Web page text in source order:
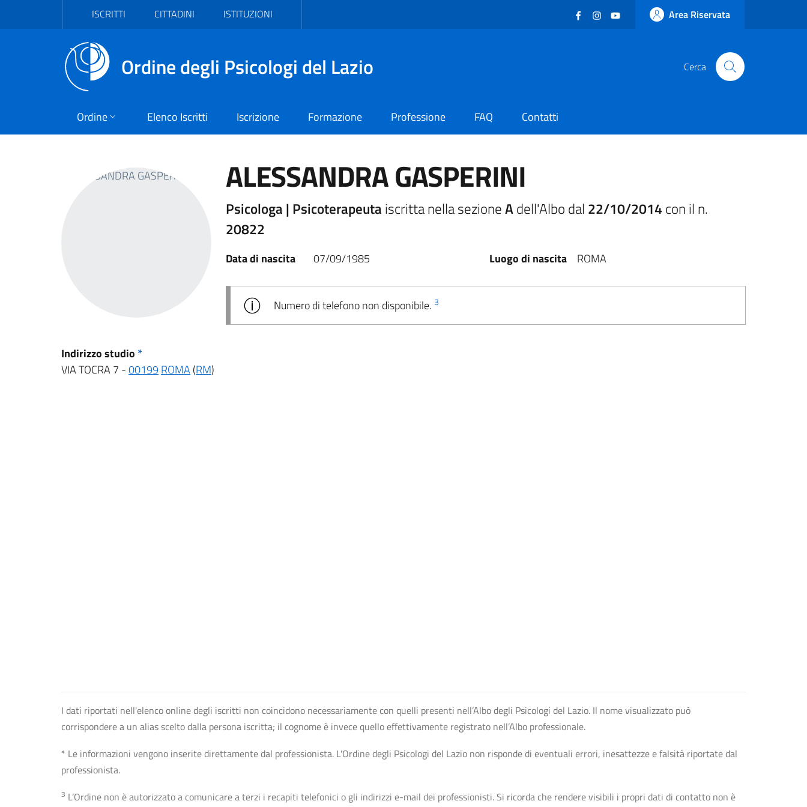
Vai al contenuto principale
ISCRITTI CITTADINI ISTITUZIONI Facebook
(nuova scheda - new tab)
Instagram
(nuova scheda - new tab)
YouTube
(nuova scheda - new tab)
Area Riservata
Ordine degli Psicologi del Lazio Cerca
Ordine Elenco Iscritti Iscrizione Formazione Professione FAQ Contatti
ALESSANDRA GASPERINI
Psicologa | Psicoterapeuta iscritta nella sezioneAdell'Albo dal 22/10/2014 con il n.
20822
Data di nascita 07/09/1985 Luogo di nascita ROMA
Numero di telefono non disponibile. 3
Indirizzo studio *
VIA TOCRA 7 -00199 ROMA(RM)
I dati riportati nell'elenco online degli iscritti non coincidono necessariamente con quelli presenti nell’Albo degli Psicologi del Lazio. Il nome visualizzato può
corrispondere a un alias scelto dalla persona iscritta; il cognome è invece quello effettivamente registrato nell’Albo professionale.
* Le informazioni vengono inserite direttamente dal professionista. L'Ordine degli Psicologi del Lazio non risponde di eventuali errori, inesattezze e falsità riportate dal
professionista.
3 L’Ordine non è autorizzato a comunicare a terzi i recapiti telefonici o gli indirizzi e-mail dei professionisti. Si ricorda che rendere visibili i propri dati di contatto non è